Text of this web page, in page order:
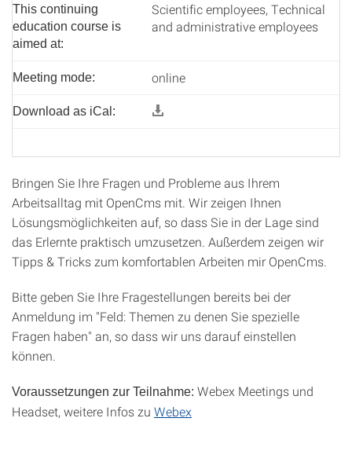
This continuing
education course is
aimed at:
Scientific employees, Technical
and administrative employees
Meeting mode: online
Download as iCal:
Bringen Sie Ihre Fragen und Probleme aus Ihrem
Arbeitsalltag mit OpenCms mit. Wir zeigen Ihnen
Lösungsmöglichkeiten auf, so dass Sie in der Lage sind
das Erlernte praktisch umzusetzen. Außerdem zeigen wir
Tipps & Tricks zum komfortablen Arbeiten mir OpenCms.
Bitte geben Sie Ihre Fragestellungen bereits bei der
Anmeldung im "Feld: Themen zu denen Sie spezielle
Fragen haben" an, so dass wir uns darauf einstellen
können.
Voraussetzungen zur Teilnahme: Webex Meetings und
Headset, weitere Infos zu Webex